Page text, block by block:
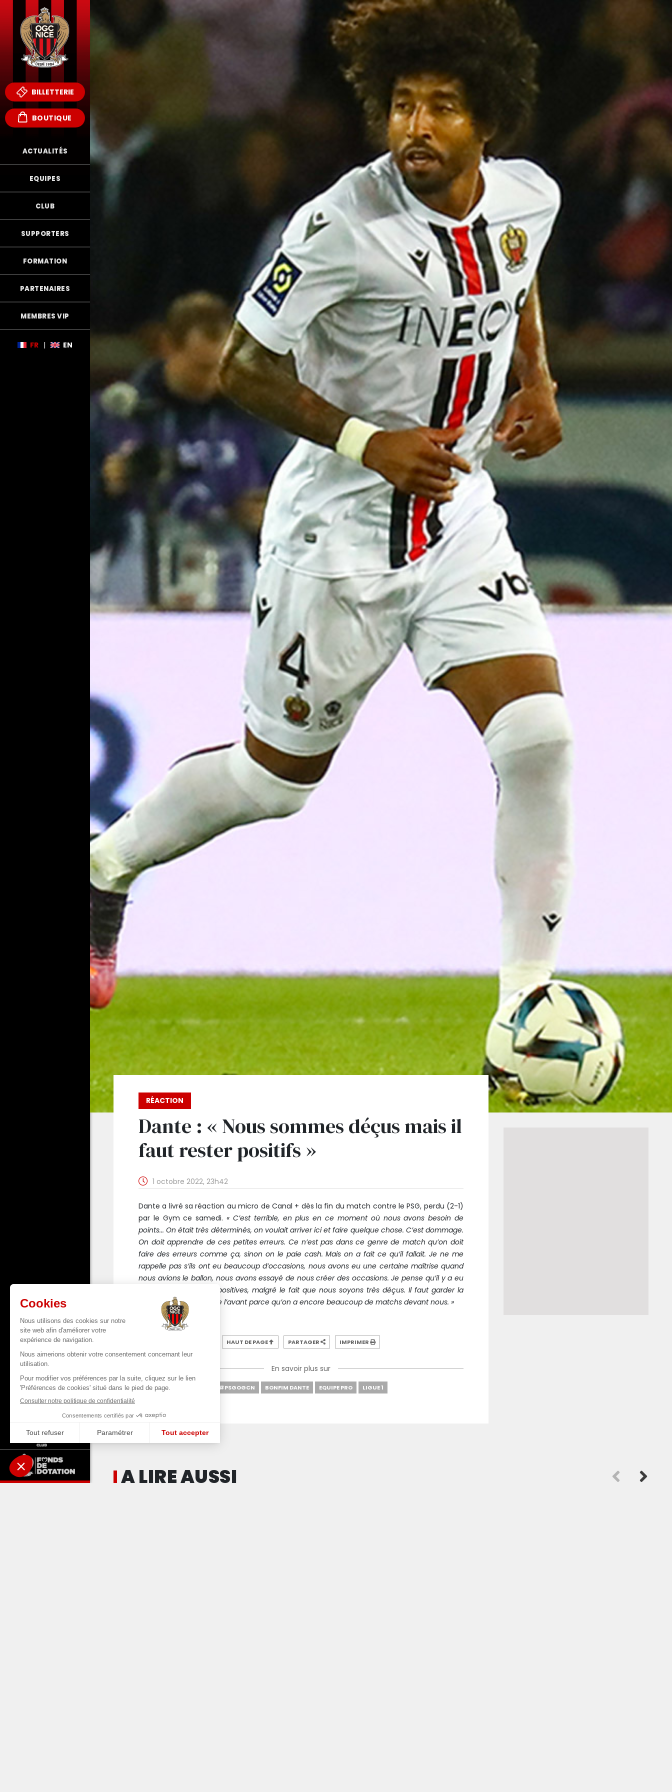
BILLETTERIE
BOUTIQUE
ACTUALITÉS
EQUIPES
CLUB
SUPPORTERS
FORMATION
PARTENAIRES
MEMBRES VIP
FR | EN
RÉACTION
Dante : « Nous sommes déçus mais il
faut rester positifs »
1 octobre 2022, 23h42
Dante a livré sa réaction au micro de Canal + dès la fin du match contre le PSG, perdu (2-1)
par le Gym ce samedi.« C’est terrible, en plus en ce moment où nous avons besoin de
points... On était très déterminés, on voulait arriver ici et faire quelque chose. C’est dommage.
On doit apprendre de ces petites erreurs. Ce n’est pas dans ce genre de match qu’on doit
faire des erreurs comme ça, sinon on le paie cash. Mais on a fait ce qu’il fallait. Je ne me
rappelle pas s’ils ont eu beaucoup d’occasions, nous avons eu une certaine maîtrise quand
nous avions le ballon, nous avons essayé de nous créer des occasions. Je pense qu’il y a eu
beaucoup de choses positives, malgré le fait que nous soyons très déçus. Il faut garder la
tête haute et repartir de l’avant parce qu’on a encore beaucoup de matchs devant nous. »
HAUT DE PAGE PARTAGER IMPRIMER
En savoir plus sur
#PSGOGCN BONFIM DANTE EQUIPE PRO LIGUE 1
A LIRE AUSSI